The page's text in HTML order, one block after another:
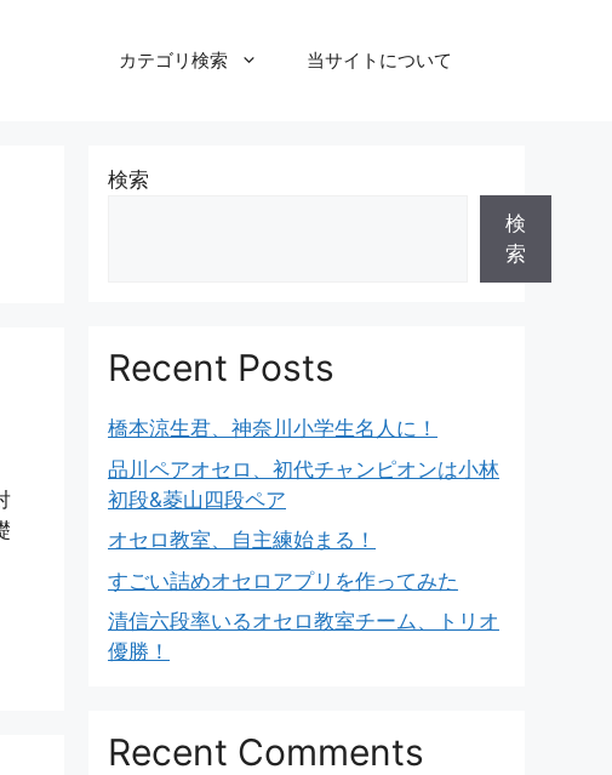
カテゴリ検索 当サイトについて
検索
検
索
Recent Posts
橋本涼生君、神奈川小学生名人に！
品川ペアオセロ、初代チャンピオンは小林
初段&菱山四段ペア
オセロ教室、自主練始まる！
すごい詰めオセロアプリを作ってみた
清信六段率いるオセロ教室チーム、トリオ
優勝！
Recent Comments